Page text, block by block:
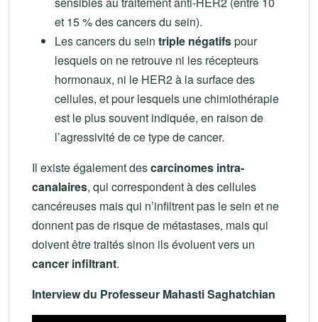
et 15 % des cancers du sein).
Les cancers du sein triple négatifspour
lesquels on ne retrouve ni les récepteurs
hormonaux, ni le HER2 à la surface des
cellules, et pour lesquels une chimiothérapie
est le plus souvent indiquée, en raison de
l’agressivité de ce type de cancer.
Il existe également descarcinomes intra-
canalaires, qui correspondent à des cellules
cancéreuses mais qui n’infiltrent pas le sein et ne
donnent pas de risque de métastases, mais qui
doivent être traités sinon ils évoluent vers un
cancer infiltrant.
Interview du Professeur Mahasti Saghatchian